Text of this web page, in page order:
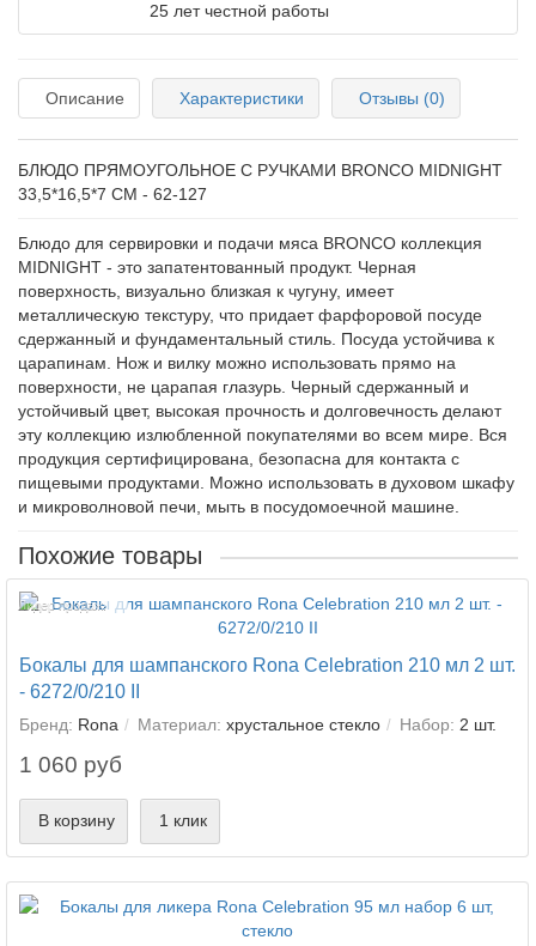
25 лет честной работы
Описание Характеристики Отзывы (0)
БЛЮДО ПРЯМОУГОЛЬНОЕ С РУЧКАМИ BRONCO MIDNIGHT
33,5*16,5*7 СМ - 62-127
Блюдо для сервировки и подачи мяса BRONCO коллекция
MIDNIGHT - это запатентованный продукт. Черная
поверхность, визуально близкая к чугуну, имеет
металлическую текстуру, что придает фарфоровой посуде
сдержанный и фундаментальный стиль. Посуда устойчива к
царапинам. Нож и вилку можно использовать прямо на
поверхности, не царапая глазурь. Черный сдержанный и
устойчивый цвет, высокая прочность и долговечность делают
эту коллекцию излюбленной покупателями во всем мире. Вся
продукция сертифицирована, безопасна для контакта с
пищевыми продуктами. Можно использовать в духовом шкафу
и микроволновой печи, мыть в посудомоечной машине.
Похожие товары
Лидер продаж!
Бокалы для шампанского Rona Celebration 210 мл 2 шт.
- 6272/0/210 II
Бренд: Rona Материал: хрустальное стекло Набор: 2 шт.
1 060 руб
В корзину 1 клик